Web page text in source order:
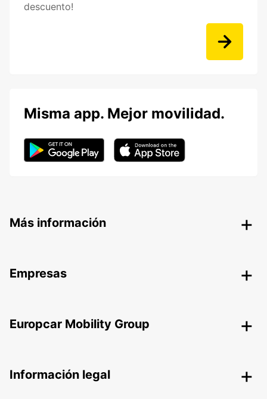
descuento!
Misma app. Mejor movilidad.
Más información
Empresas
Europcar Mobility Group
Información legal